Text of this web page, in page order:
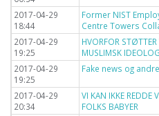
2017-04-29
18:44
Former NIST
Centre Towers
2017-04-29
19:25
HVORFOR STØTTER
MUSLIMSK
2017-04-29
19:25
Fake news og
2017-04-29
20:34
VI KAN IKKE REDDE
FOLKS BABYER